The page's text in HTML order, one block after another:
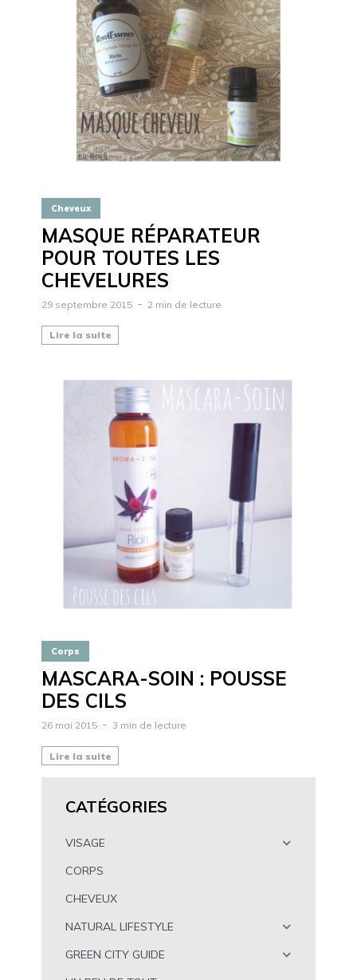
Cheveux
MASQUE RÉPARATEUR
POUR TOUTES LES
CHEVELURES
29 septembre 2015 2 min de lecture
Lire la suite
Corps
MASCARA-SOIN : POUSSE
DES CILS
26 mai 2015 3 min de lecture
Lire la suite
CATÉGORIES
VISAGE
CORPS
CHEVEUX
NATURAL LIFESTYLE
GREEN CITY GUIDE